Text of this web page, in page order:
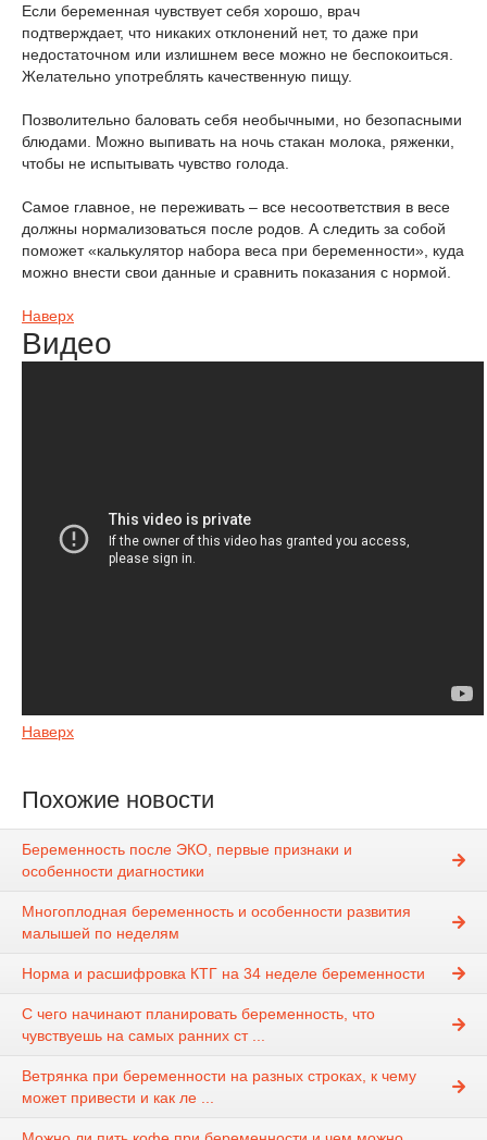
Если беременная чувствует себя хорошо, врач
подтверждает, что никаких отклонений нет, то даже при
недостаточном или излишнем весе можно не беспокоиться.
Желательно употреблять качественную пищу.
Позволительно баловать себя необычными, но безопасными
блюдами. Можно выпивать на ночь стакан молока, ряженки,
чтобы не испытывать чувство голода.
Самое главное, не переживать – все несоответствия в весе
должны нормализоваться после родов. А следить за собой
поможет «калькулятор набора веса при беременности», куда
можно внести свои данные и сравнить показания с нормой.
Наверх
Видео
Наверх
Похожие новости
Беременность после ЭКО, первые признаки и
особенности диагностики
Многоплодная беременность и особенности развития
малышей по неделям
Норма и расшифровка КТГ на 34 неделе беременности
С чего начинают планировать беременность, что
чувствуешь на самых ранних ст ...
Ветрянка при беременности на разных строках, к чему
может привести и как ле ...